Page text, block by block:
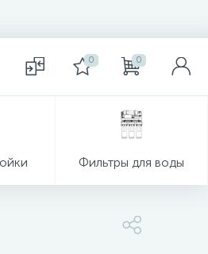
0 0
Фильтры для воды